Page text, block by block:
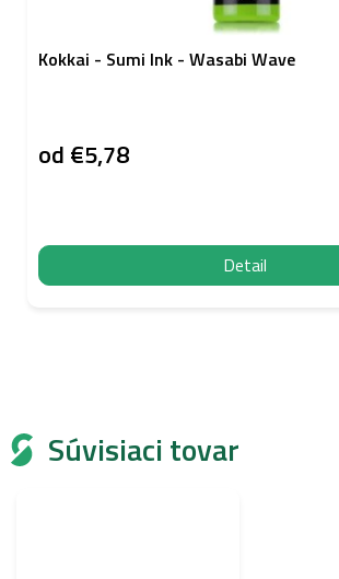
Súvisiaci tovar
Kokkai - Sumi Ink - Wasabi Wave
od €5,78
Detail